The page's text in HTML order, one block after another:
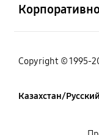
Copyright © 1995-
Казахстан/